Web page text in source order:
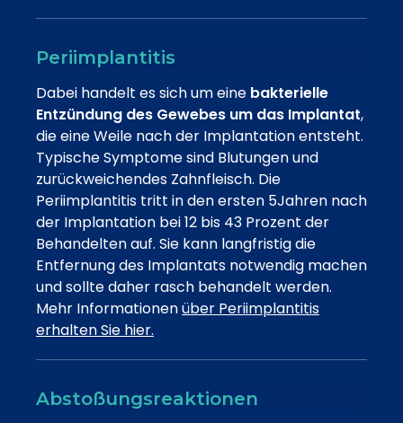
Periimplantitis
Dabei handelt es sich um eine bakterielle
Entzündung des Gewebes um das Implantat,
die eine Weile nach der Implantation entsteht.
Typische Symptome sind Blutungen und
zurückweichendes Zahnfleisch. Die
Periimplantitis tritt in den ersten 5Jahren nach
der Implantation bei 12 bis 43 Prozent der
Behandelten auf. Sie kann langfristig die
Entfernung des Implantats notwendig machen
und sollte daher rasch behandelt werden.
Mehr Informationenüber Periimplantitis
erhalten Sie hier.
Abstoßungsreaktionen